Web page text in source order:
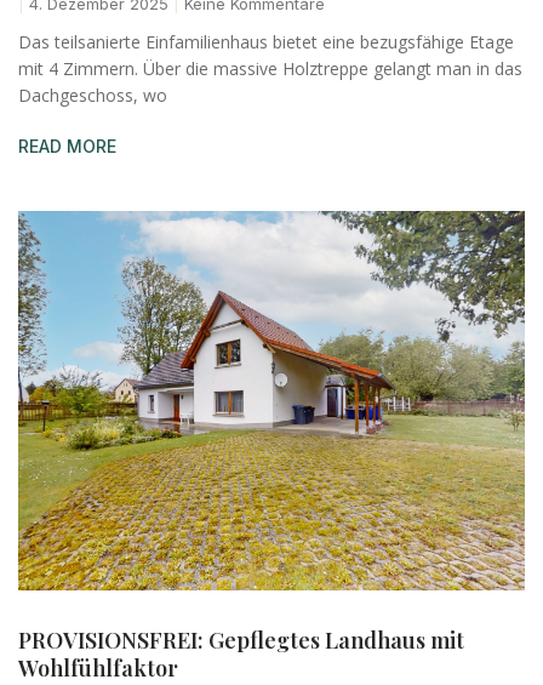
Das teilsanierte Einfamilienhaus bietet eine bezugsfähige Etage
mit 4 Zimmern. Über die massive Holztreppe gelangt man in das
Dachgeschoss, wo
READ MORE
PROVISIONSFREI: Gepflegtes Landhaus mit
Wohlfühlfaktor